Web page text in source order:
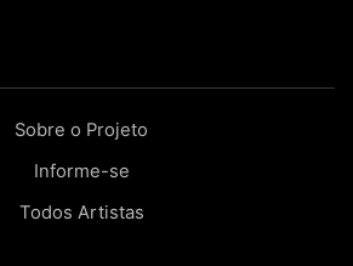
Sobre o Projeto
Informe-se
Todos Artistas